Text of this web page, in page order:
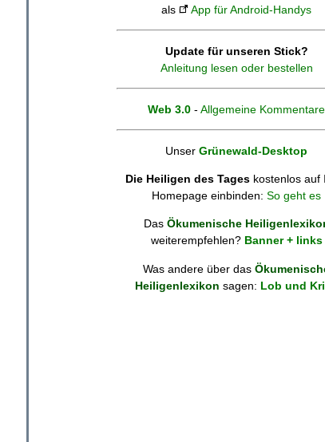
als
App für Android-Handys
Update für unseren Stick?
Anleitung lesen oder bestellen
Web 3.0 - Allgemeine Kommentare
Unser Grünewald-Desktop
Die Heiligen des Tages kostenlos auf
Homepage einbinden: So geht es
Das Ökumenische
weiterempfehlen? Banner + links
Was andere über das
Heiligenlexikon sagen: Lob und